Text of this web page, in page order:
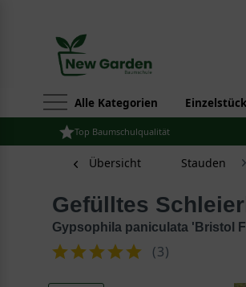
Alle Kategorien
Top Baumschulqualität
Übersicht Stauden
Gefülltes
Gypsophila paniculata 'Bristol
(3)